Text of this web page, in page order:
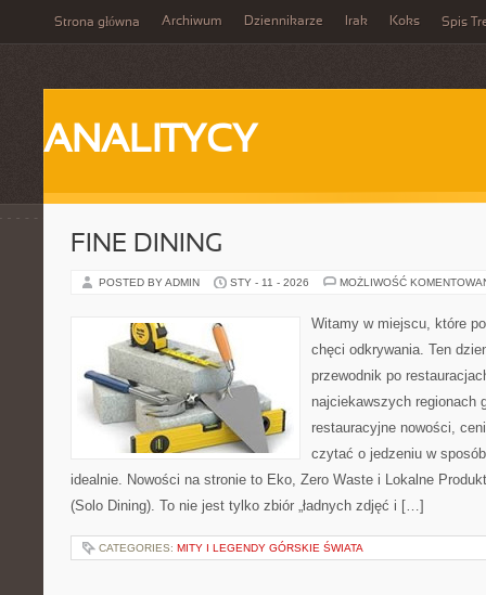
Strona główna Archiwum Dziennikarze Irak Koks Spis
ANALITYCY
FINE DINING
POSTED BY ADMIN STY - 11 - 2026 MOŻLIWOŚĆ
Witamy w miejscu, które
chęci odkrywania. Ten
przewodnik po
najciekawszych regionach
restauracyjne nowości,
czytać o jedzeniu w
idealnie. Nowości na stronie to Eko, Zero Waste i Lokalne
(Solo Dining). To nie jest tylko zbiór „ładnych zdjęć i […]
CATEGORIES: MITY I LEGENDY GÓRSKIE ŚWIATA